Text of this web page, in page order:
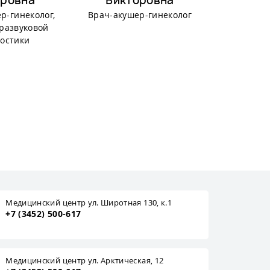
гинеколог,
Врач-акушер-гинеколог
Медицинский центр ул. Широтная 130, к.1
+7 (3452) 500-617
Медицинский центр ул. Арктическая, 12